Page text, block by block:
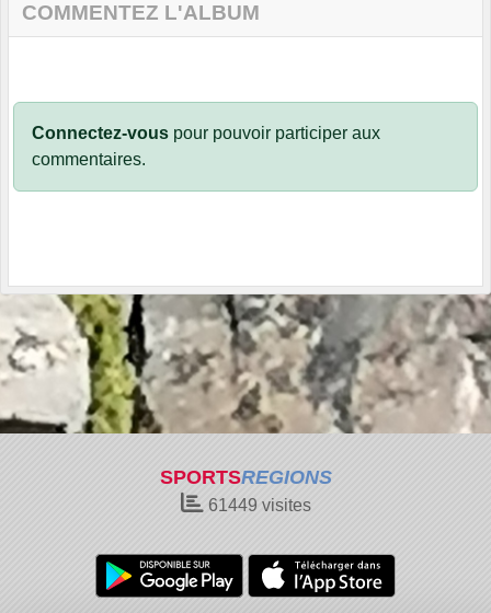
COMMENTEZ L'ALBUM
Connectez-vous pour pouvoir participer aux
commentaires.
SPORTSREGIONS
61449 visites